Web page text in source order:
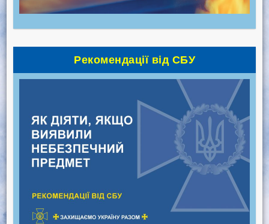
Рекомендації від СБУ